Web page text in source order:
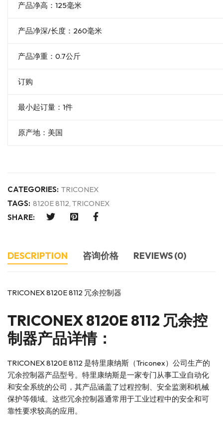
产品净高：125毫米
产品净深/长度：260毫米
产品净重：0.7公斤
订购
最小起订量：1件
原产地：美国
CATEGORIES: TRICONEX
TAGS: 8120E 8112, TRICONEX
SHARE:
DESCRIPTION 咨询价格 REVIEWS (0)
TRICONEX 8120E 8112 冗余控制器
TRICONEX8120E 8112 冗余控
制器产品详情：
TRICONEX 8120E 8112 是特里康纳斯（Triconex）公司生产的
冗余控制器产品型号。特里康纳斯是一家专门从事工业自动化
和安全系统的公司，其产品涵盖了过程控制、安全监测和机械
保护等领域。这些冗余控制器通常用于工业过程中的安全和可
靠性要求较高的应用。